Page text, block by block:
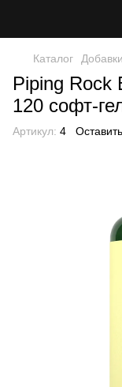
Каталог Добавки
Piping Rock
120 софт-
Артикул: 4